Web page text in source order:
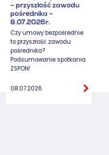
– przyszłość zawodu
pośrednika –
8.07.2026r.
Czy umowy bezpośrednie
to przyszłość zawodu
pośrednika?
Podsumowanie spotkania
ZSPON!
08.07.2026